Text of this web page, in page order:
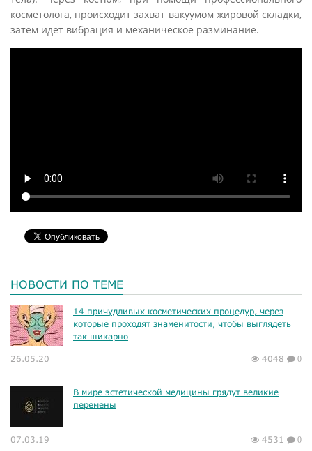
косметолога, происходит захват вакуумом жировой складки,
затем идет вибрация и механическое разминание.
НОВОСТИ ПО ТЕМЕ
14 причудливых косметических процедур, через
которые проходят знаменитости, чтобы выглядеть
так шикарно
26.05.20 4048 0
В мире эстетической медицины грядут великие
перемены
07.03.19 4531 0